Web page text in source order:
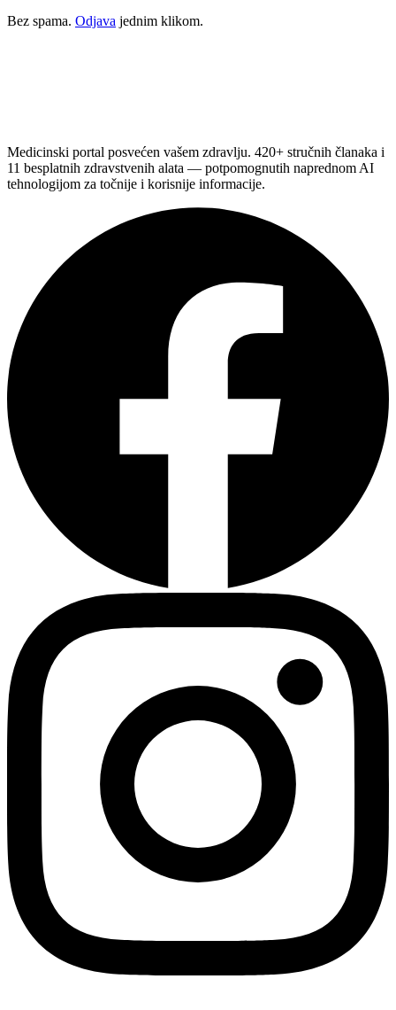
Bez spama. Odjava jednim klikom.
Medicinski portal posvećen vašem zdravlju. 420+ stručnih članaka i
11 besplatnih zdravstvenih alata — potpomognutih naprednom AI
tehnologijom za točnije i korisnije informacije.